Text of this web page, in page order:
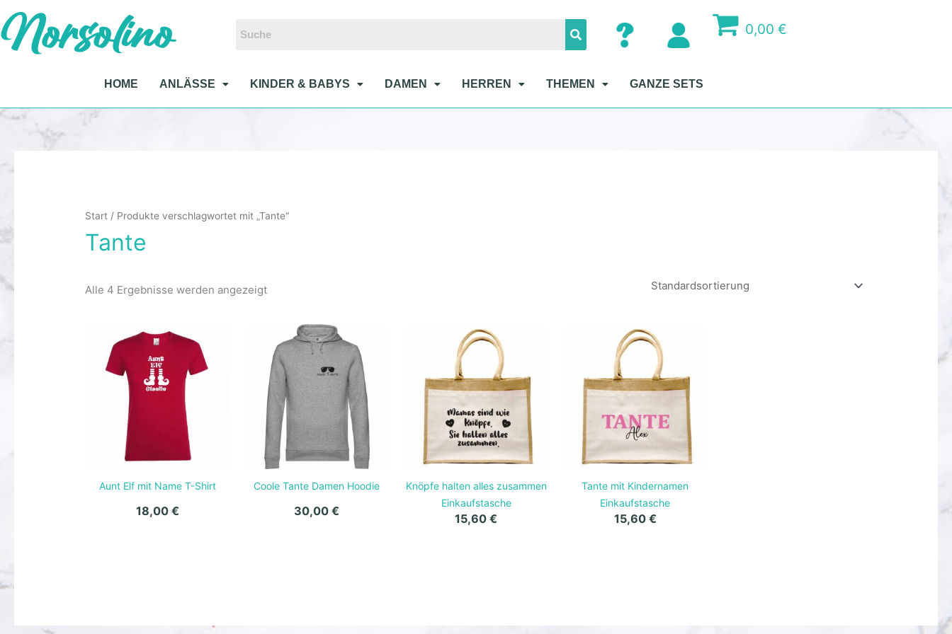
Inhalt
springen
0,00 €
HOME ANLÄSSE KINDER & BABYS DAMEN HERREN THEMEN GANZE SETS
Start / Produkte verschlagwortet mit „Tante“
Tante
Alle 4 Ergebnisse werden angezeigt
Aunt Elf mit Name T-Shirt
18,00 €
Coole Tante Damen Hoodie
30,00€
Knöpfe halten alles zusammen
Einkaufstasche
15,60 €
Tante mit Kindernamen
Einkaufstasche
15,60 €